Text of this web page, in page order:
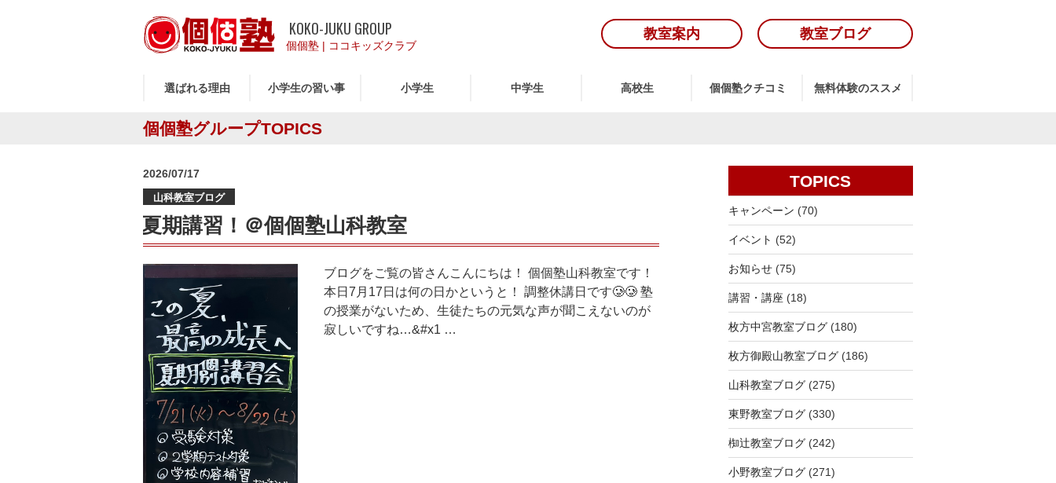
KOKO-JUKU GROUP
個個塾 | ココキッズクラブ
教室案内 教室ブログ
選ばれる理由 小学生の習い事 小学生 中学生 高校生 個個塾クチコミ 無料体験のススメ
個個塾グループTOPICS
投
2026/07/17
山科教室ブログ
夏期講習！＠個個塾山科教室
ブログをご覧の皆さんこんにちは！ 個個塾山科教室です！
本日7月17日は何の日かというと！ 調整休講日です🥲🥲 塾
の授業がないため、生徒たちの元気な声が聞こえないのが
寂しいですね…&#x1 …
TOPICS
キャンペーン (70)
イベント (52)
お知らせ(75)
講習・講座 (18)
枚方中宮教室ブログ(180)
枚方御殿山教室ブログ(186)
山科教室ブログ(275)
東野教室ブログ(330)
椥辻教室ブログ(242)
小野教室ブログ(271)